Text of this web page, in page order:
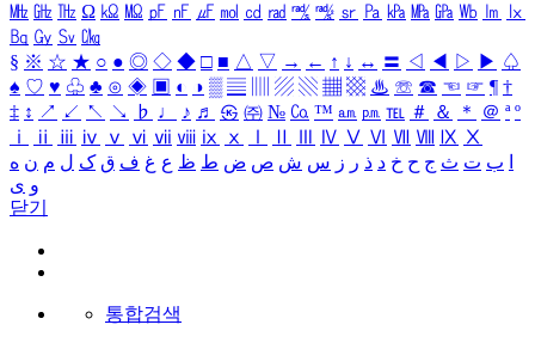
㎒ ㎓ ㎔ Ω ㏀ ㏁ ㎊ ㎋ ㎌ ㏖ ㏅ ㎭ ㎮ ㎯ ㏛ ㎩ ㎪ ㎫ ㎬ ㏝ ㏐
㏓
㏃ ㏉ ㏜ ㏆
§ ※ ☆ ★ ○ ● ◎ ◇ ◆ □ ■ △ ▽ → ← ↑ ↓ ↔ 〓 ◁ ◀ ▷ ▶ ♤
♠ ♡ ♥ ♧ ♣ ⊙ ◈ ▣ ◐ ◑ ▒ ▤ ▨ ▧ ▦ ▩ ♨ ☏ ☎ ☜ ☞ ¶ †
‡ ↕ ↗ ↙ ↖ ↘ ♭ ♩ ♪ ♬ ㉿ ㈜ № ㏇ ™ ㏂ ㏘ ℡ ＃ ＆ ＊ ＠ ª º
ⅰ
ⅱ ⅲ ⅳ ⅴ ⅵ ⅶ ⅷ ⅸ ⅹ Ⅳ Ⅴ Ⅵ Ⅶ Ⅷ Ⅸ Ⅹ
ب ت ث ج ح خ د ذ ر ز س ش ص ض ط ظ ع غ ف ق ک ل م ن ه
و ی
닫기
통합검색